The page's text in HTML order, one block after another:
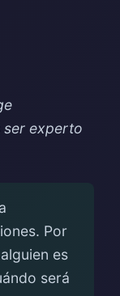
ser experto
Por
es
será